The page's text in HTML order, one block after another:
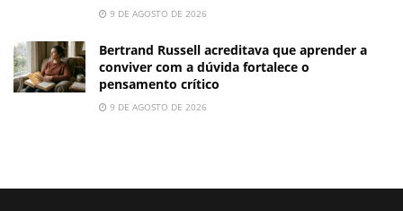
9 DE AGOSTO DE 2026
Bertrand Russell acreditava que aprender a
conviver com a dúvida fortalece o
pensamento crítico
9 DE AGOSTO DE 2026